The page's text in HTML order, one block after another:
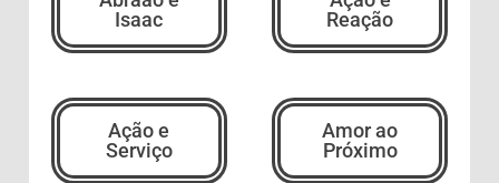
Isaac
Reação
Ação e
Serviço
Amor ao
Próximo